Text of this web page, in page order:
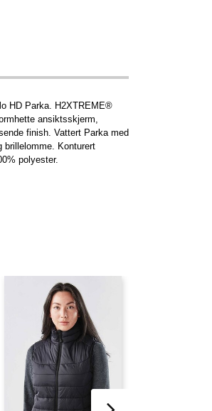
HD Parka. H2XTREME®
ansiktsskjerm,
finish. Vattert Parka med
Konturert
polyester.